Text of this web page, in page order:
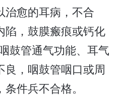
治愈的耳病，不合
陷，鼓膜瘢痕或钙化
鼓管通气功能、耳气
良，咽鼓管咽口或周
件兵不合格。